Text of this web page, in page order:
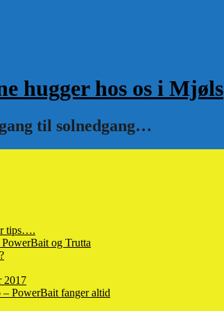
hugger hos os i Mjøls
til solnedgang…
tips….
og Trutta
2017
PowerBait fanger altid